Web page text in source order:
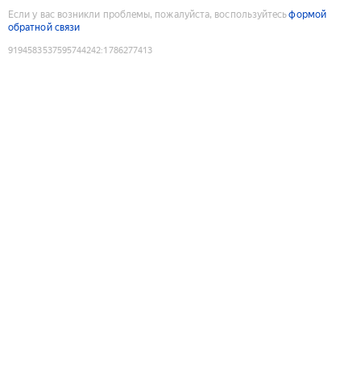
Если у вас возникли проблемы, пожалуйста, воспользуйтесьформой
обратной связи
9194583537595744242:1786277413